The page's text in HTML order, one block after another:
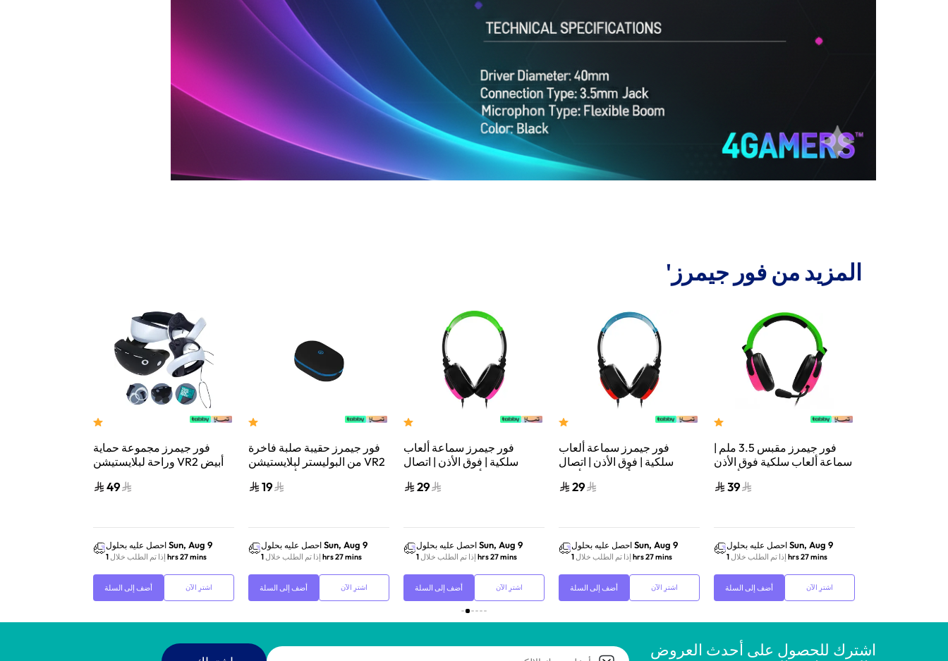
المزيد من فور جيمرز'
فور جيمرز مجموعة حماية
وراحة لبلايستيشن VR2 أبيض
49
احصل عليه بحلول Sun, Aug 9
إذا تم الطلب خلال 1 hrs 27 mins
أضف إلى السلة اشترِ الآن
فور جيمرز حقيبة صلبة فاخرة
من البوليستر لبلايستيشن VR2
تشمل حزام الرأس ووحدة
تحكم سينس أسود/أزرق
19
احصل عليه بحلول Sun, Aug 9
إذا تم الطلب خلال 1 hrs 27 mins
أضف إلى السلة اشترِ الآن
فور جيمرز سماعة ألعاب
سلكية | فوق الأذن | اتصال
سلكي | أخضر نيون/وردي
29
احصل عليه بحلول Sun, Aug 9
إذا تم الطلب خلال 1 hrs 27 mins
أضف إلى السلة اشترِ الآن
فور جيمرز سماعة ألعاب
سلكية | فوق الأذن | اتصال
سلكي | أزرق نيون/أحمر
29
احصل عليه بحلول Sun, Aug 9
إذا تم الطلب خلال 1 hrs 27 mins
أضف إلى السلة اشترِ الآن
فور جيمرز مقبس 3.5 ملم |
سماعة ألعاب سلكية فوق الأذن
| دعم متعدد المنصات | أخضر
نيون/وردي
39
احصل عليه بحلول Sun, Aug 9
إذا تم الطلب خلال 1 hrs 27 mins
أضف إلى السلة اشترِ الآن
اشترك للحصول على أحدث العروض